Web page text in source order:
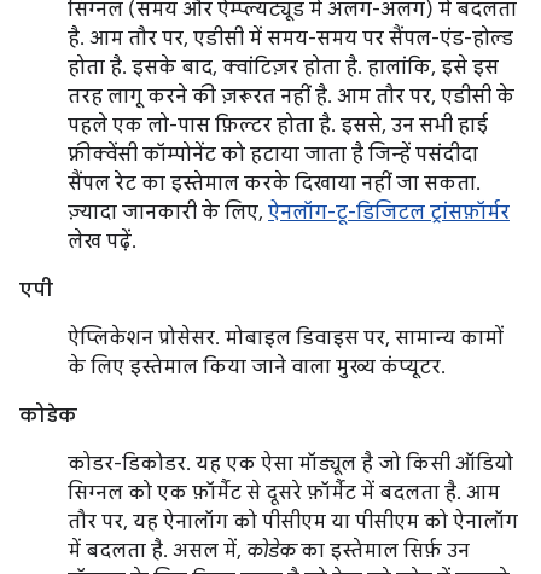
सिग्नल (समय और ऐम्प्ल्यट्यूड में अलग-अलग) में बदलता
है. आम तौर पर, एडीसी में समय-समय पर सैंपल-एंड-होल्ड
होता है. इसके बाद, क्वांटिज़र होता है. हालांकि, इसे इस
तरह लागू करने की ज़रूरत नहीं है. आम तौर पर, एडीसी के
पहले एक लो-पास फ़िल्टर होता है. इससे, उन सभी हाई
फ़्रीक्वेंसी कॉम्पोनेंट को हटाया जाता है जिन्हें पसंदीदा
सैंपल रेट का इस्तेमाल करके दिखाया नहीं जा सकता.
ज़्यादा जानकारी के लिए, ऐनलॉग-टू-डिजिटल ट्रांसफ़ॉर्मर
लेख पढ़ें.
एपी
ऐप्लिकेशन प्रोसेसर. मोबाइल डिवाइस पर, सामान्य कामों
के लिए इस्तेमाल किया जाने वाला मुख्य कंप्यूटर.
कोडेक
कोडर-डिकोडर. यह एक ऐसा मॉड्यूल है जो किसी ऑडियो
सिग्नल को एक फ़ॉर्मैट से दूसरे फ़ॉर्मैट में बदलता है. आम
तौर पर, यह ऐनालॉग को पीसीएम या पीसीएम को ऐनालॉग
में बदलता है. असल में, कोडेकका इस्तेमाल सिर्फ़ उन